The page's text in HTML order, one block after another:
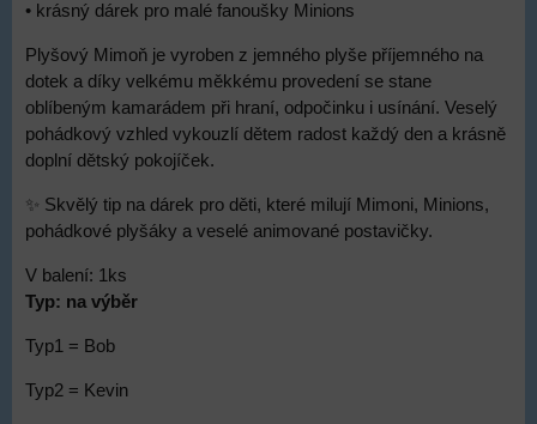
• krásný dárek pro malé fanoušky Minions
Plyšový Mimoň je vyroben z jemného plyše příjemného na
dotek a díky velkému měkkému provedení se stane
oblíbeným kamarádem při hraní, odpočinku i usínání. Veselý
pohádkový vzhled vykouzlí dětem radost každý den a krásně
doplní dětský pokojíček.
✨ Skvělý tip na dárek pro děti, které milují Mimoni, Minions,
pohádkové plyšáky a veselé animované postavičky.
V balení: 1ks
Typ: na výběr
Typ1 = Bob
Typ2 = Kevin